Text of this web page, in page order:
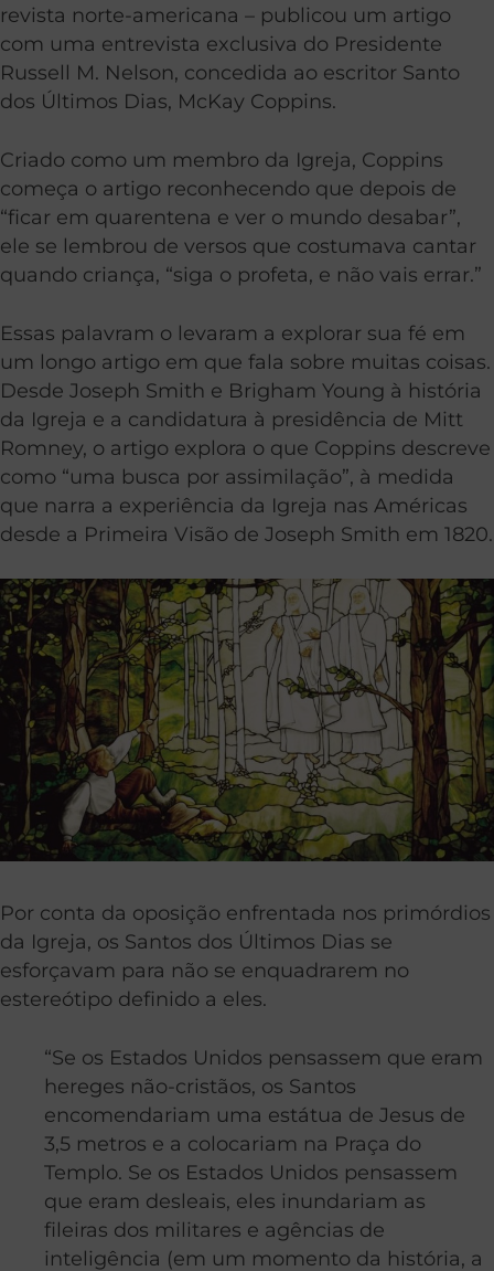
revista norte-americana – publicou um artigo
com uma entrevista exclusiva do Presidente
Russell M. Nelson, concedida ao escritor Santo
dos Últimos Dias, McKay Coppins.
Criado como um membro da Igreja, Coppins
começa o artigo reconhecendo que depois de
“ficar em quarentena e ver o mundo desabar”,
ele se lembrou de versos que costumava cantar
quando criança, “siga o profeta, e não vais errar.”
Essas palavram o levaram a explorar sua fé em
um longo artigo em que fala sobre muitas coisas.
Desde Joseph Smith e Brigham Young à história
da Igreja e a candidatura à presidência de Mitt
Romney, o artigo explora o que Coppins descreve
como “uma busca por assimilação”, à medida
que narra a experiência da Igreja nas Américas
desde a Primeira Visão de Joseph Smith em 1820.
Por conta da oposição enfrentada nos primórdios
da Igreja, os Santos dos Últimos Dias se
esforçavam para não se enquadrarem no
estereótipo definido a eles.
“Se os Estados Unidos pensassem que eram
hereges não-cristãos, os Santos
encomendariam uma estátua de Jesus de
3,5 metros e a colocariam na Praça do
Templo. Se os Estados Unidos pensassem
que eram desleais, eles inundariam as
fileiras dos militares e agências de
inteligência (em um momento da história, a